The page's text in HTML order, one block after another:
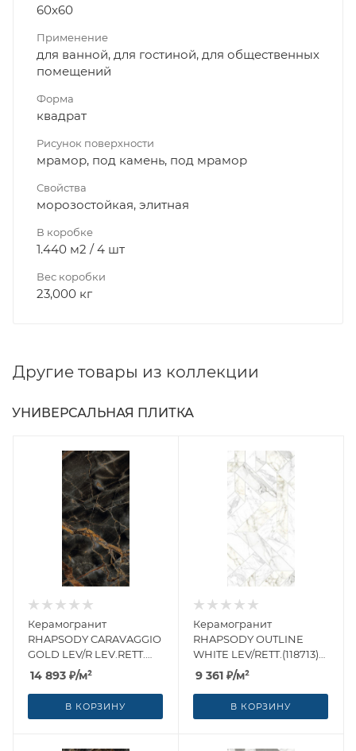
60x60
Применение
для ванной, для гостиной, для общественных
помещений
Форма
квадрат
Рисунок поверхности
мрамор, под камень, под мрамор
Свойства
морозостойкая, элитная
В коробке
1.440 м2 / 4 шт
Вес коробки
23,000 кг
Другие товары из коллекции
УНИВЕРСАЛЬНАЯ ПЛИТКА
Керамогранит
RHAPSODY CARAVAGGIO
GOLD LEV/R LEV.RETT.
(119251) 120x260 от Naxos
Ceramica (Италия)
14 893 ₽/м²
В КОРЗИНУ
Керамогранит
RHAPSODY OUTLINE
WHITE LEV/RETT.(118713)
60x120 от Naxos Ceramica
(Италия)
9 361 ₽/м²
В КОРЗИНУ